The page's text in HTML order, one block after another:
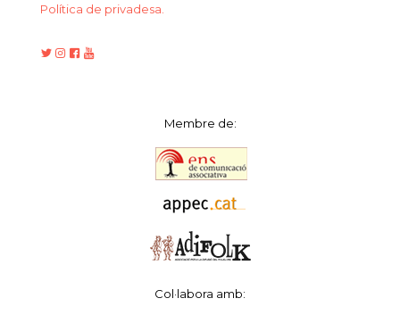
Política de privadesa.
Membre de:
Col·labora amb: